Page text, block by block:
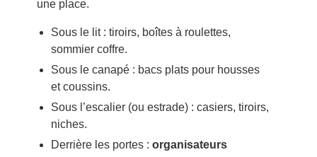
une place.
Sous le lit : tiroirs, boîtes à roulettes,
sommier coffre.
Sous le canapé : bacs plats pour housses
et coussins.
Sous l’escalier (ou estrade) : casiers, tiroirs,
niches.
Derrière les portes : organisateurs